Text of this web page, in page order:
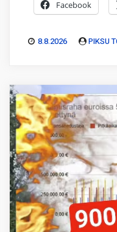
Facebook
8.8.2026 PIKSU